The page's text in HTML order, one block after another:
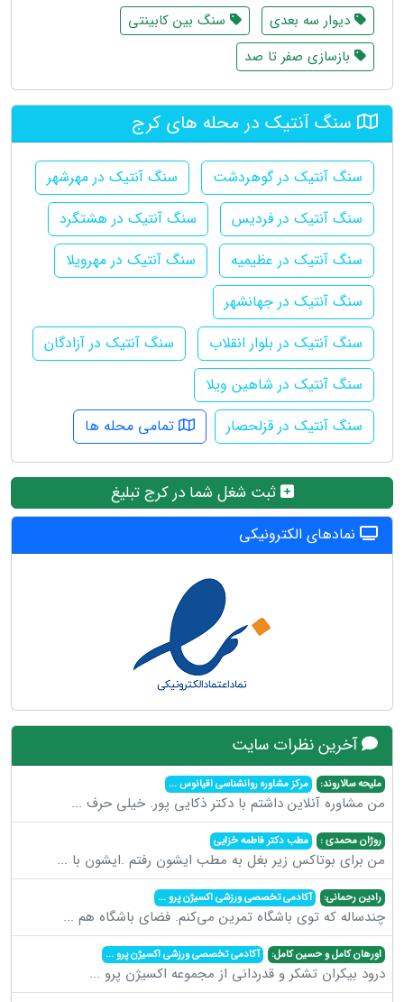
دیوار سه بعدی
سنگ بین کابینتی
بازسازی صفر تا صد
سنگ آنتیک در محله های کرج
سنگ آنتیک در گوهردشت
سنگ آنتیک در مهرشهر
سنگ آنتیک در فردیس
سنگ آنتیک در هشتگرد
سنگ آنتیک در عظیمیه
سنگ آنتیک در مهرویلا
سنگ آنتیک در جهانشهر
سنگ آنتیک در بلوار انقلاب
سنگ آنتیک در آزادگان
سنگ آنتیک در شاهین ویلا
سنگ آنتیک در قزلحصار
تمامی محله ها
ثبت شغل شما در کرج تبلیغ
نمادهای الکترونیکی
آخرین نظرات سایت
ملیحه سالاروند: مرکز مشاوره روانشناسی اقیانوس...
من مشاوره آنلاین داشتم با دکتر ذکایی پور. خیلی حرف ...
روژان محمدی : مطب دکتر فاطمه خزایی
من برای بوتاکس زیر بغل به مطب ایشون رفتم .ایشون با ...
رادین رحمانی: آکادمی تخصصی ورزشی اکسیژن پرو...
چندساله که توی باشگاه تمرین می‌کنم. فضای باشگاه هم ...
اورهان کامل و حسین کامل: آکادمی تخصصی ورزشی اکسیژن پرو...
درود بیکران تشکر و قدردانی از مجموعه اکسیژن پرو ...